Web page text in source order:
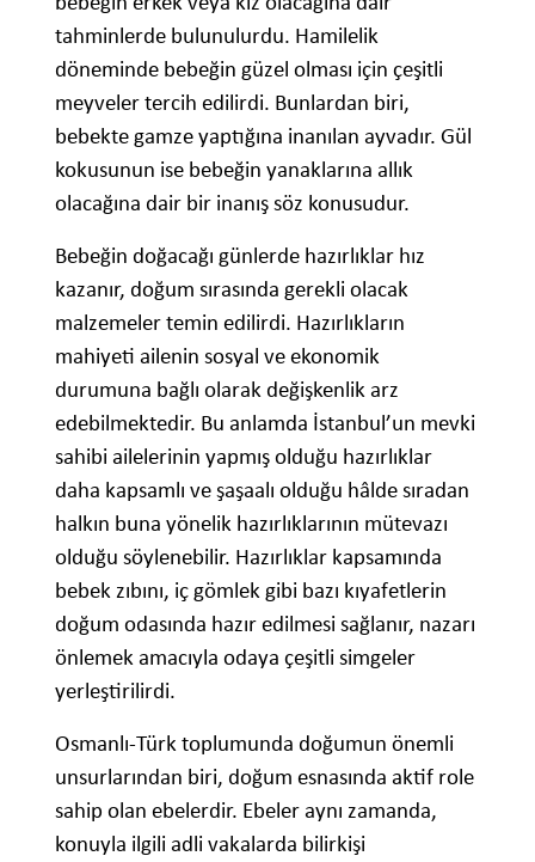
tahminlerde bulunulurdu. Hamilelik
döneminde bebeğin güzel olması için çeşitli
meyveler tercih edilirdi. Bunlardan biri,
bebekte gamze yaptığına inanılan ayvadır. Gül
kokusunun ise bebeğin yanaklarına allık
olacağına dair bir inanış söz konusudur.
Bebeğin doğacağı günlerde hazırlıklar hız
kazanır, doğum sırasında gerekli olacak
malzemeler temin edilirdi. Hazırlıkların
mahiyeti ailenin sosyal ve ekonomik
durumuna bağlı olarak değişkenlik arz
edebilmektedir. Bu anlamda İstanbul’un mevki
sahibi ailelerinin yapmış olduğu hazırlıklar
daha kapsamlı ve şaşaalı olduğu hâlde sıradan
halkın buna yönelik hazırlıklarının mütevazı
olduğu söylenebilir. Hazırlıklar kapsamında
bebek zıbını, iç gömlek gibi bazı kıyafetlerin
doğum odasında hazır edilmesi sağlanır, nazarı
önlemek amacıyla odaya çeşitli simgeler
yerleştirilirdi.
Osmanlı-Türk toplumunda doğumun önemli
unsurlarından biri, doğum esnasında aktif role
sahip olan ebelerdir. Ebeler aynı zamanda,
konuyla ilgili adli vakalarda bilirkişi